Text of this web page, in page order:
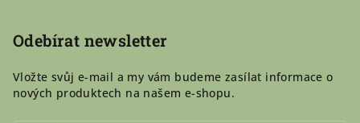
Odebírat newsletter
Vložte svůj e-mail a my vám budeme zasílat informace o
nových produktech na našem e-shopu.